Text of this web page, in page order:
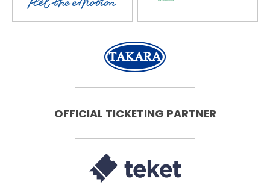
OFFICIAL TICKETING PARTNER